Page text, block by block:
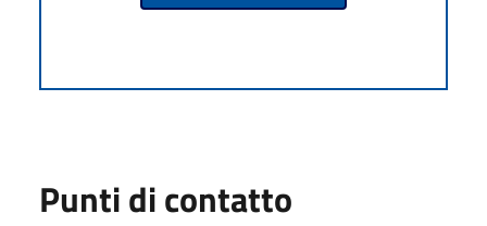
Punti di contatto